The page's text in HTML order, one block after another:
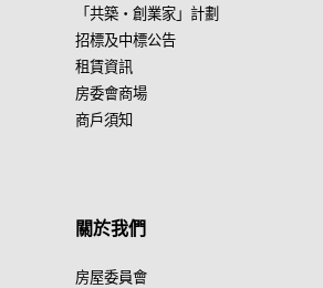
「共築・創業家」計劃
招標及中標公告
租賃資訊
房委會商場
商戶須知
關於我們
房屋委員會